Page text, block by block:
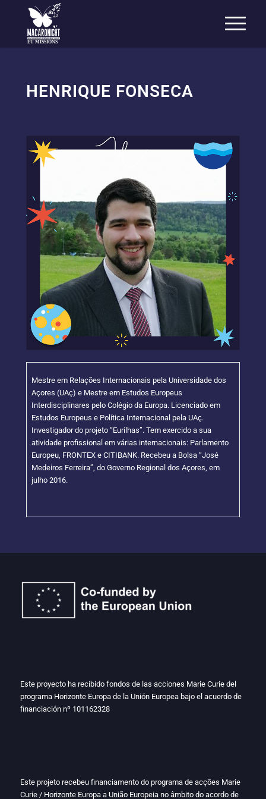
EU MISSIONS
HENRIQUE FONSECA
Mestre em Relações Internacionais pela Universidade dos
Açores (UAç) e Mestre em Estudos Europeus
Interdisciplinares pelo Colégio da Europa. Licenciado em
Estudos Europeus e Política Internacional pela UAç.
Investigador do projeto “Eurilhas”. Tem exercido a sua
atividade profissional em várias internacionais: Parlamento
Europeu, FRONTEX e CITIBANK. Recebeu a Bolsa “José
Medeiros Ferreira”, do Governo Regional dos Açores, em
julho 2016.
Este proyecto ha recibido fondos de las acciones Marie Curie del
programa Horizonte Europa de la Unión Europea bajo el acuerdo de
financiación nº 101162328
Este projeto recebeu financiamento do programa de acções Marie
Curie / Horizonte Europa a União Europeia no âmbito do acordo de